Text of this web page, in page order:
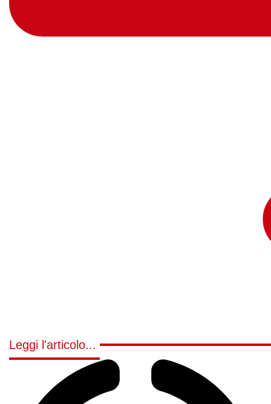
Leggi l'articolo...